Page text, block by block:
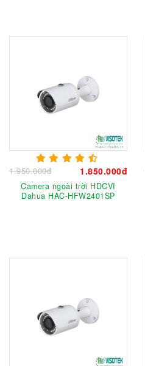
1.950.000đ 1.850.000đ
Camera ngoài trời HDCVI
Dahua HAC-HFW2401SP